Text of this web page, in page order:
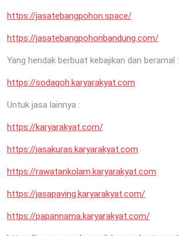
https://jasatebangpohon.space/
https://jasatebangpohonbandung.com/
Yang hendak berbuat kebajikan dan beramal :
https://sodaqoh.karyarakyat.com
Untuk jasa lainnya :
https://karyarakyat.com/
https://jasakuras.karyarakyat.com
https://rawatankolam.karyarakyat.com
https://jasapaving.karyarakyat.com/
https://papannama.karyarakyat.com/